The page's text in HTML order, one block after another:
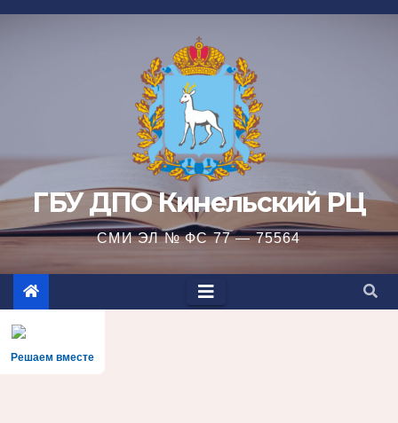
Перейти
ГБУ ДПО Кинельский РЦ
СМИ ЭЛ № ФС 77 — 75564
Решаем вместе